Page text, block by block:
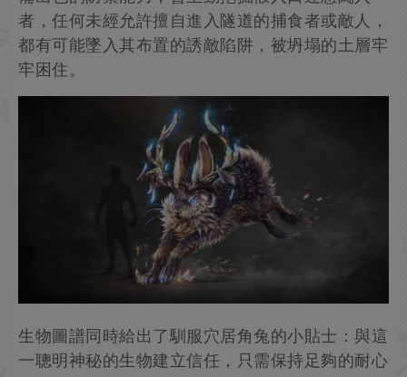
者，任何未經允許擅自進入隧道的捕食者或敵人，
都有可能墜入其布置的誘敵陷阱，被坍塌的土層牢
牢困住。
生物圖譜同時給出了馴服穴居角兔的小貼士：與這
一聰明神秘的生物建立信任，只需保持足夠的耐心